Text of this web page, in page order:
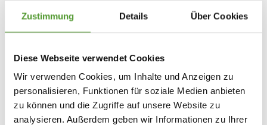
Zustimmung Details Über Cookies
Diese Webseite verwendet Cookies
Wir verwenden Cookies, um Inhalte und Anzeigen zu
personalisieren, Funktionen für soziale Medien anbieten
zu können und die Zugriffe auf unsere Website zu
analysieren. Außerdem geben wir Informationen zu Ihrer
Menstruation.
Reizbarkeit, Heißhunger
und
Überempfindlichkeit abgetan – zu Unrecht. Das
prämenstruelle Syndrom ist ein klinisch anerkanntes
Krankheitsbild und betrifft schätzungsweise bis zu
75% aller Frauen.